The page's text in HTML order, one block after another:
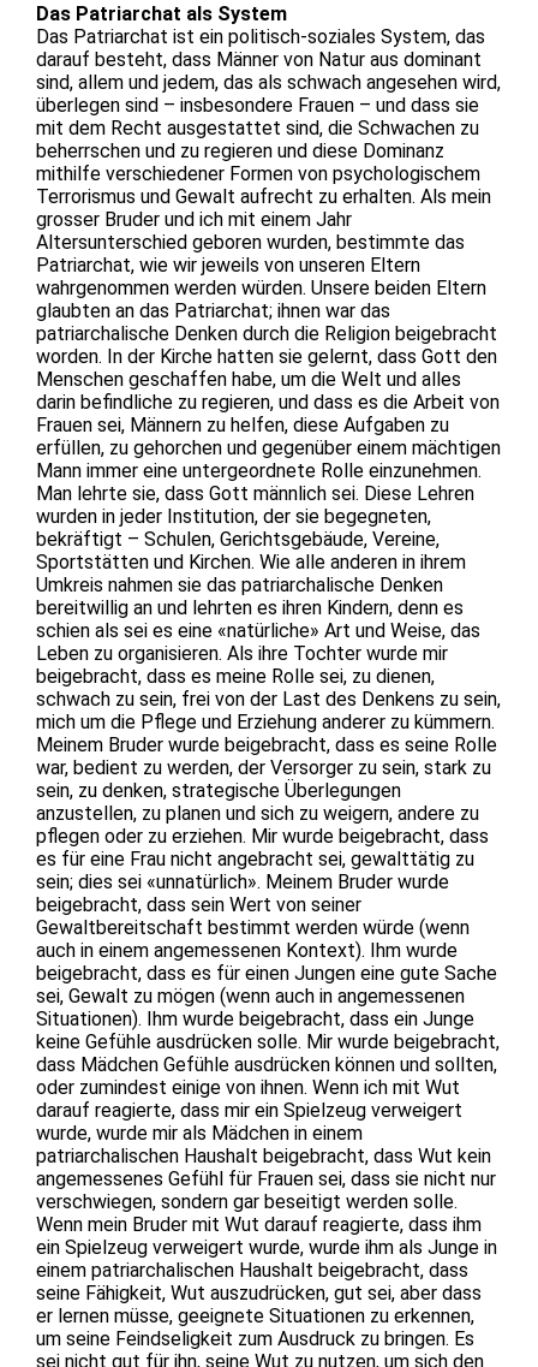
Das Patriarchat als System
Das Patriarchat ist ein politisch-soziales System, das
darauf besteht, dass Männer von Natur aus dominant
sind, allem und jedem, das als schwach angesehen wird,
überlegen sind – insbesondere Frauen – und dass sie
mit dem Recht ausgestattet sind, die Schwachen zu
beherrschen und zu regieren und diese Dominanz
mithilfe verschiedener Formen von psychologischem
Terrorismus und Gewalt aufrecht zu erhalten. Als mein
grosser Bruder und ich mit einem Jahr
Altersunterschied geboren wurden, bestimmte das
Patriarchat, wie wir jeweils von unseren Eltern
wahrgenommen werden würden. Unsere beiden Eltern
glaubten an das Patriarchat; ihnen war das
patriarchalische Denken durch die Religion beigebracht
worden. In der Kirche hatten sie gelernt, dass Gott den
Menschen geschaffen habe, um die Welt und alles
darin befindliche zu regieren, und dass es die Arbeit von
Frauen sei, Männern zu helfen, diese Aufgaben zu
erfüllen, zu gehorchen und gegenüber einem mächtigen
Mann immer eine untergeordnete Rolle einzunehmen.
Man lehrte sie, dass Gott männlich sei. Diese Lehren
wurden in jeder Institution, der sie begegneten,
bekräftigt – Schulen, Gerichtsgebäude, Vereine,
Sportstätten und Kirchen. Wie alle anderen in ihrem
Umkreis nahmen sie das patriarchalische Denken
bereitwillig an und lehrten es ihren Kindern, denn es
schien als sei es eine «natürliche» Art und Weise, das
Leben zu organisieren. Als ihre Tochter wurde mir
beigebracht, dass es meine Rolle sei, zu dienen,
schwach zu sein, frei von der Last des Denkens zu sein,
mich um die Pflege und Erziehung anderer zu kümmern.
Meinem Bruder wurde beigebracht, dass es seine Rolle
war, bedient zu werden, der Versorger zu sein, stark zu
sein, zu denken, strategische Überlegungen
anzustellen, zu planen und sich zu weigern, andere zu
pflegen oder zu erziehen. Mir wurde beigebracht, dass
es für eine Frau nicht angebracht sei, gewalttätig zu
sein; dies sei «unnatürlich». Meinem Bruder wurde
beigebracht, dass sein Wert von seiner
Gewaltbereitschaft bestimmt werden würde (wenn
auch in einem angemessenen Kontext). Ihm wurde
beigebracht, dass es für einen Jungen eine gute Sache
sei, Gewalt zu mögen (wenn auch in angemessenen
Situationen). Ihm wurde beigebracht, dass ein Junge
keine Gefühle ausdrücken solle. Mir wurde beigebracht,
dass Mädchen Gefühle ausdrücken können und sollten,
oder zumindest einige von ihnen. Wenn ich mit Wut
darauf reagierte, dass mir ein Spielzeug verweigert
wurde, wurde mir als Mädchen in einem
patriarchalischen Haushalt beigebracht, dass Wut kein
angemessenes Gefühl für Frauen sei, dass sie nicht nur
verschwiegen, sondern gar beseitigt werden solle.
Wenn mein Bruder mit Wut darauf reagierte, dass ihm
ein Spielzeug verweigert wurde, wurde ihm als Junge in
einem patriarchalischen Haushalt beigebracht, dass
seine Fähigkeit, Wut auszudrücken, gut sei, aber dass
er lernen müsse, geeignete Situationen zu erkennen,
um seine Feindseligkeit zum Ausdruck zu bringen. Es
sei nicht gut für ihn, seine Wut zu nutzen, um sich den